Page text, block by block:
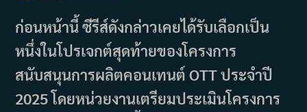
ก่อนหน้านี้ ซีรีส์ดังกล่าวเคยได้รับเลือกเป็น
หนึ่งในโปรเจกต์สุดท้ายของโครงการ
สนับสนุนการผลิตคอนเทนต์ OTT ประจำปี
2025 โดยหน่วยงานเตรียมประเมินโครงการ